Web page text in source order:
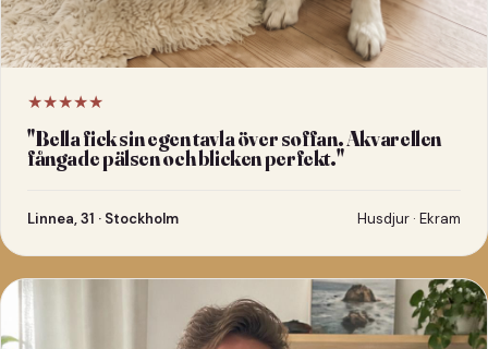
★★★★★
"Bella fick sin egen tavla över soffan. Akvarellen
fångade pälsen och blicken perfekt."
Linnea, 31 · Stockholm Husdjur · Ekram